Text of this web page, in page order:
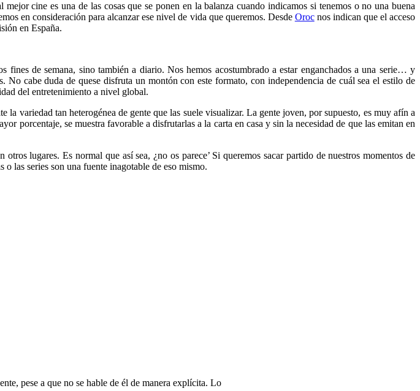
cine es una de las cosas que se ponen en la balanza cuando indicamos si tenemos o no una buena
en consideración para alcanzar ese nivel de vida que queremos. Desde Orocnos indican que el acceso
en España.
de semana, sino también a diario. Nos hemos acostumbrado a estar enganchados a una serie… y
cabe duda de quese disfruta un montón con este formato, con independencia de cuál sea el estilo de
del entretenimiento a nivel global.
variedad tan heterogénea de gente que las suele visualizar. La gente joven, por supuesto, es muy afín a
porcentaje, se muestra favorable a disfrutarlas a la carta en casa y sin la necesidad de que las emitan en
lugares. Es normal que así sea, ¿no os parece’ Si queremos sacar partido de nuestros momentos de
las series son una fuente inagotable de eso mismo.
pese a que no se hable de él de manera explícita. Lo